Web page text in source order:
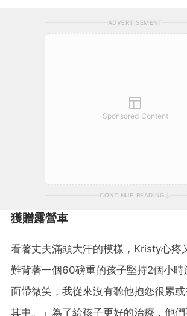
ADVERTISEMENT
Sponsored Content
CONTINUE READING
獲贈露營車
看著丈夫滿頭大汗的模樣，Kristy心疼
難背著一個60磅重的孩子堅持2個小時
面帶微笑，我從來沒有聽他抱怨很累
其中。」為了給孩子更好的治療，他們